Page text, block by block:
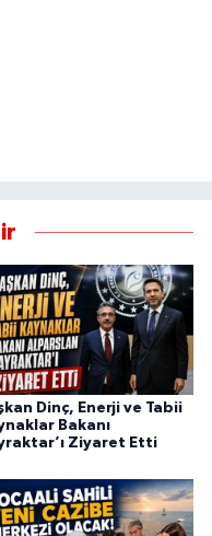
Dinç, Enerji ve Tabii
Bakanı
Ziyaret Etti